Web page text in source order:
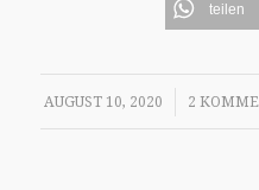
teilen
AUGUST 10, 2020
/ 2 /